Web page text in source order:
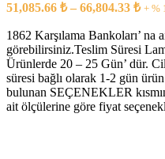
51,085.66 ₺ – 66,804.33 ₺ + %
1862 Karşılama Bankoları’
görebilirsiniz.Teslim Süresi
Ürünlerde 20 – 25 Gün’ dür.
süresi bağlı olarak 1-2 gün
bulunan SEÇENEKLER
ait ölçülerine göre fiyat